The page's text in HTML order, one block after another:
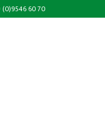
60 70